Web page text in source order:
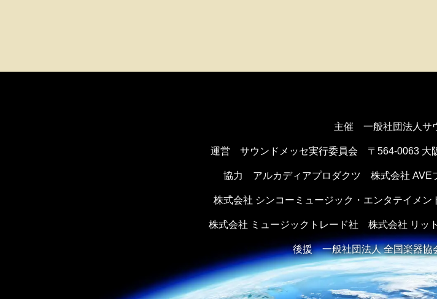
主催 一般社団法人サ
運営 サウンドメッセ実行委員会 〒564-0063 大
協力 アルカディアプロダクツ 株式会社
株式会社 シンコーミュージック・エンタテイメ
株式会社 ミュージックトレード社 株式会社 リッ
後援一般社団法人 全国楽器